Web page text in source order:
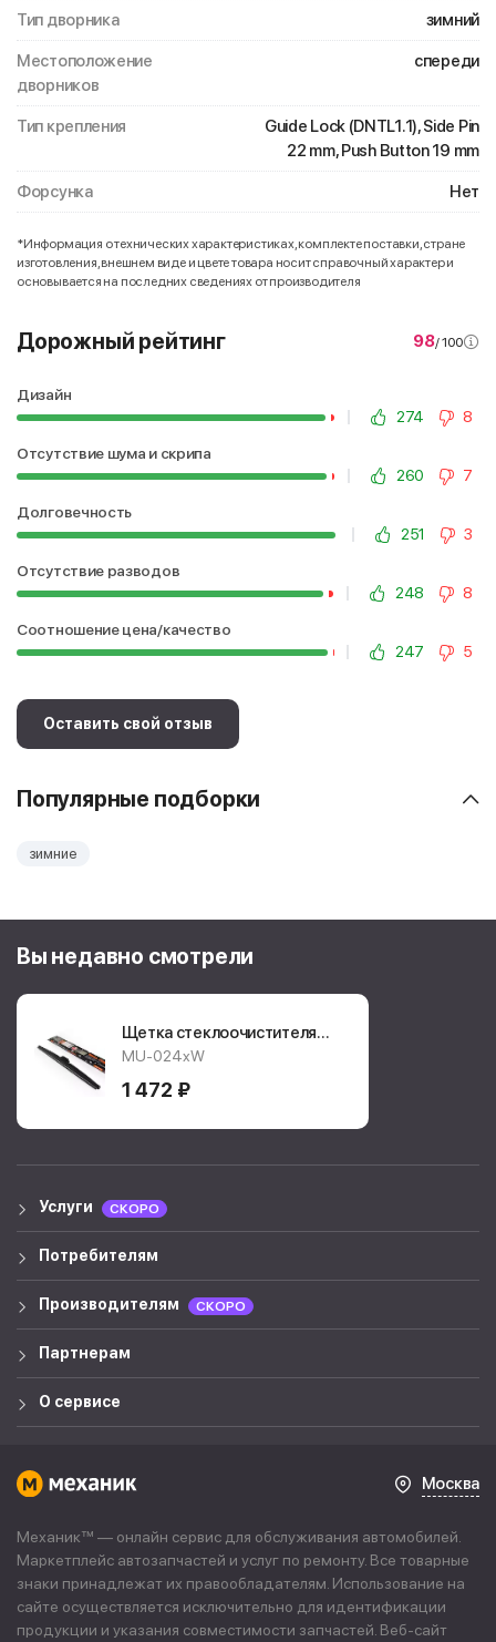
Тип дворника зимний
Местоположение
дворников
спереди
Тип крепления
Guide Lock (DNTL1.1), Side Pin
22 mm, Push Button 19 mm
Форсунка Нет
*Информация о технических характеристиках, комплекте поставки, стране
изготовления, внешнем виде и цвете товара носит справочный характер и
основывается на последних сведениях от производителя
Дорожный рейтинг 98/ 100
Дизайн
274
8
Отсутствие шума и скрипа
260
7
Долговечность
251
3
Отсутствие разводов
248
8
Соотношение цена/качество
247
5
Оставить свой отзыв
Популярные подборки
зимние
Вы недавно смотрели
Щетка стеклоочистителя
Masuma Winter Nano
GraphiteMU024xW
MU-024xW
1 472 ₽
Услуги СКОРО
Потребителям
Производителям СКОРО
Партнерам
О сервисе
Москва
Механик™ — онлайн сервис для обслуживания автомобилей.
Маркетплейс автозапчастей и услуг по ремонту. Все товарные
знаки принадлежат их правообладателям. Использование на
сайте осуществляется исключительно для идентификации
продукции и указания совместимости запчастей. Веб-сайт